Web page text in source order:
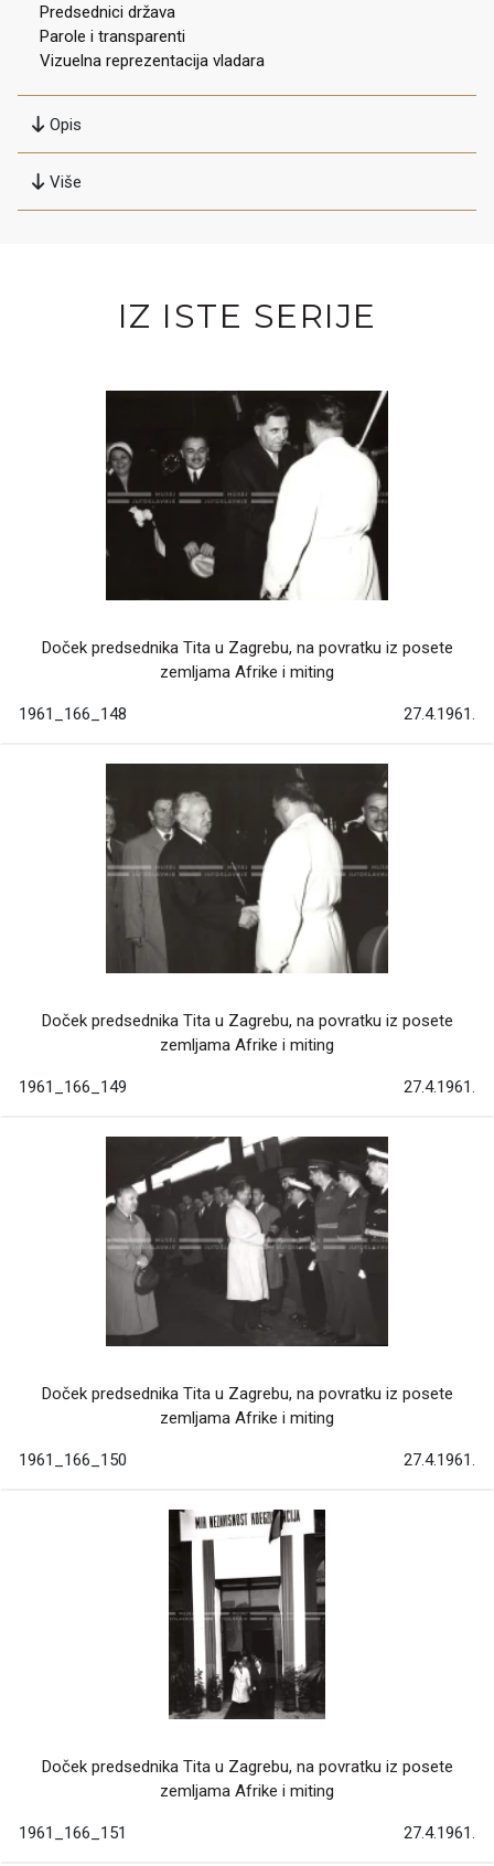
Predsednici država
Parole i transparenti
Vizuelna reprezentacija vladara
Opis
Više
IZ ISTE SERIJE
Doček predsednika Tita u Zagrebu, na povratku iz posete
zemljama Afrike i miting
1961_166_148 27.4.1961.
Doček predsednika Tita u Zagrebu, na povratku iz posete
zemljama Afrike i miting
1961_166_149 27.4.1961.
Doček predsednika Tita u Zagrebu, na povratku iz posete
zemljama Afrike i miting
1961_166_150 27.4.1961.
Doček predsednika Tita u Zagrebu, na povratku iz posete
zemljama Afrike i miting
1961_166_151 27.4.1961.